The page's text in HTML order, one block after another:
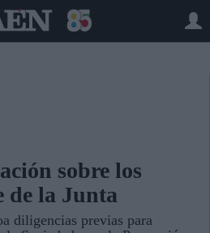
sobre los
de la Junta
diligencias previas para